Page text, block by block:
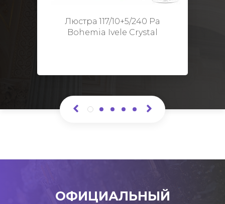
Люстра 117/10+5/240 Pa
Bohemia Ivele Crystal
ОФИЦИАЛЬНЫЙ